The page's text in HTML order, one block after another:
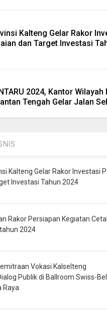
Kalteng Gelar Rakor
dan Target Investasi
2024, Kantor Wilayah
Tengah Gelar Jalan
Kalteng Gelar Rakor Investasi
Investasi Tahun 2024
Rakor Persiapan Kegiatan
2024
Vokasi Kalselteng
Publik di Ballroom Swiss-Bel
Raya